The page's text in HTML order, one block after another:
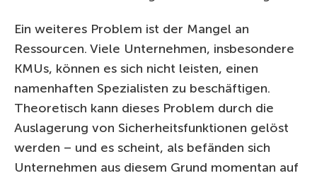
Ein weiteres Problem ist der Mangel an
Ressourcen. Viele Unternehmen, insbesondere
KMUs, können es sich nicht leisten, einen
namenhaften Spezialisten zu beschäftigen.
Theoretisch kann dieses Problem durch die
Auslagerung von Sicherheitsfunktionen gelöst
werden – und es scheint, als befänden sich
Unternehmen aus diesem Grund momentan auf